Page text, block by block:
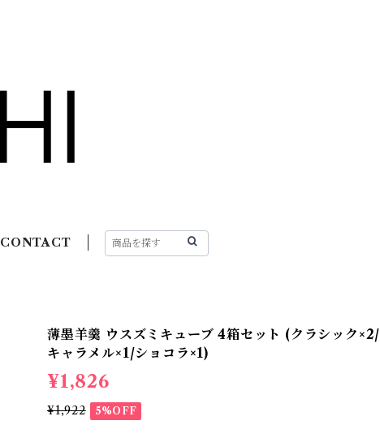
CONTACT
薄墨羊羹 ウスズミキューブ 4箱セット (クラシック×2/
キャラメル×1/ショコラ×1)
¥1,826
¥1,922 5%OFF